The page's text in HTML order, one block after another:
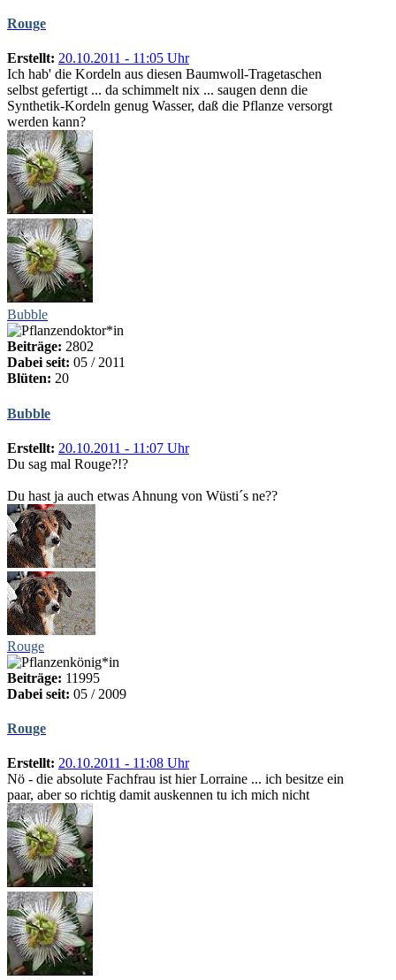
Rouge
Erstellt: 20.10.2011 - 11:05 Uhr
Ich hab' die Kordeln aus diesen Baumwoll-Tragetaschen
selbst gefertigt ... da schimmelt nix ... saugen denn die
Synthetik-Kordeln genug Wasser, daß die Pflanze versorgt
werden kann?
Bubble
Beiträge: 2802
Dabei seit: 05 / 2011
Blüten: 20
Bubble
Erstellt: 20.10.2011 - 11:07 Uhr
Du sag mal Rouge?!?
Du hast ja auch etwas Ahnung von Wüsti´s ne??
Rouge
Beiträge: 11995
Dabei seit: 05 / 2009
Rouge
Erstellt: 20.10.2011 - 11:08 Uhr
Nö - die absolute Fachfrau ist hier Lorraine ... ich besitze ein
paar, aber so richtig damit auskennen tu ich mich nicht